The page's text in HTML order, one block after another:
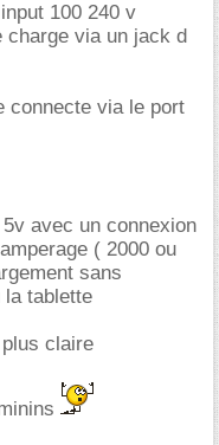
100 240 v
charge via un jack d
connecte via le port
avec un connexion
( 2000 ou
sans
la tablette
claire